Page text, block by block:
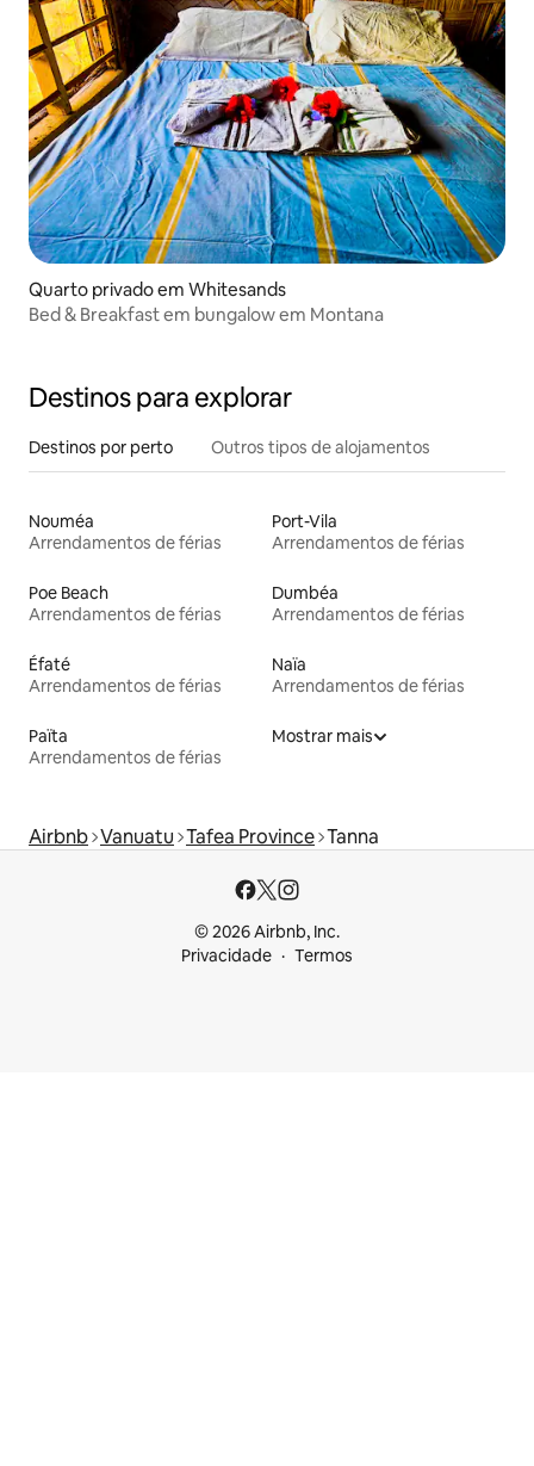
Quarto privado em Whitesands
Bed & Breakfast em bungalow em Montana
Destinos para explorar
Destinos por perto Outros tipos de alojamentos
Nouméa
Arrendamentos de férias
Port-Vila
Arrendamentos de férias
Poe Beach
Arrendamentos de férias
Dumbéa
Arrendamentos de férias
Éfaté
Arrendamentos de férias
Naïa
Arrendamentos de férias
Païta
Arrendamentos de férias
Mostrar mais
Airbnb Vanuatu Tafea Province Tanna
© 2026 Airbnb, Inc.
Privacidade
Termos